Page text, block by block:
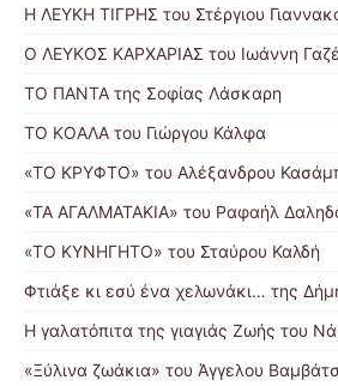
Η ΛΕΥΚΗ ΤΙΓΡΗΣ του Στέργιου
Ο ΛΕΥΚΟΣ ΚΑΡΧΑΡΙΑΣ του Ιωάννη
ΤΟ ΠΑΝΤΑ της Σοφίας Λάσκαρη
ΤΟ ΚΟΑΛΑ του Γιώργου Κάλφα
«ΤΟ ΚΡΥΦΤΟ» του Αλέξανδρου
«ΤΑ ΑΓΑΛΜΑΤΑΚΙΑ» του Ραφαήλ
«ΤΟ ΚΥΝΗΓΗΤΟ» του Σταύρου Καλδή
Φτιάξε κι εσύ ένα χελωνάκι… της
Η γαλατόπιτα της γιαγιάς Ζωής του
«Ξύλινα ζωάκια» του Άγγελου